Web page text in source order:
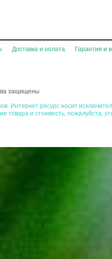
Доставка и оплата Гарантия и
защищены
Интернет ресурс носит
товара и стоимость, пожалуйста,